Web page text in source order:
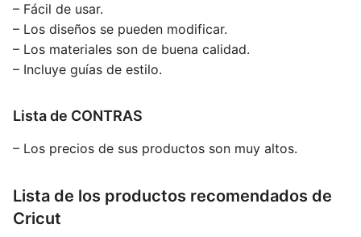
– Fácil de usar.
– Los diseños se pueden modificar.
– Los materiales son de buena calidad.
– Incluye guías de estilo.
Lista de CONTRAS
– Los precios de sus productos son muy altos.
Lista de los productos recomendados de
Cricut